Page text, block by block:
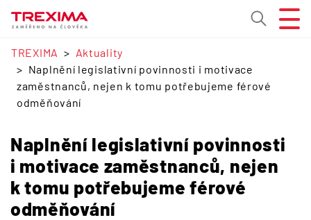
TREXIMA
Aktuality
Naplnění legislativní povinnosti i motivace
zaměstnanců, nejen k tomu potřebujeme férové
odměňování
Naplnění legislativní povinnosti
i motivace zaměstnanců, nejen
k tomu potřebujeme férové
odměňování